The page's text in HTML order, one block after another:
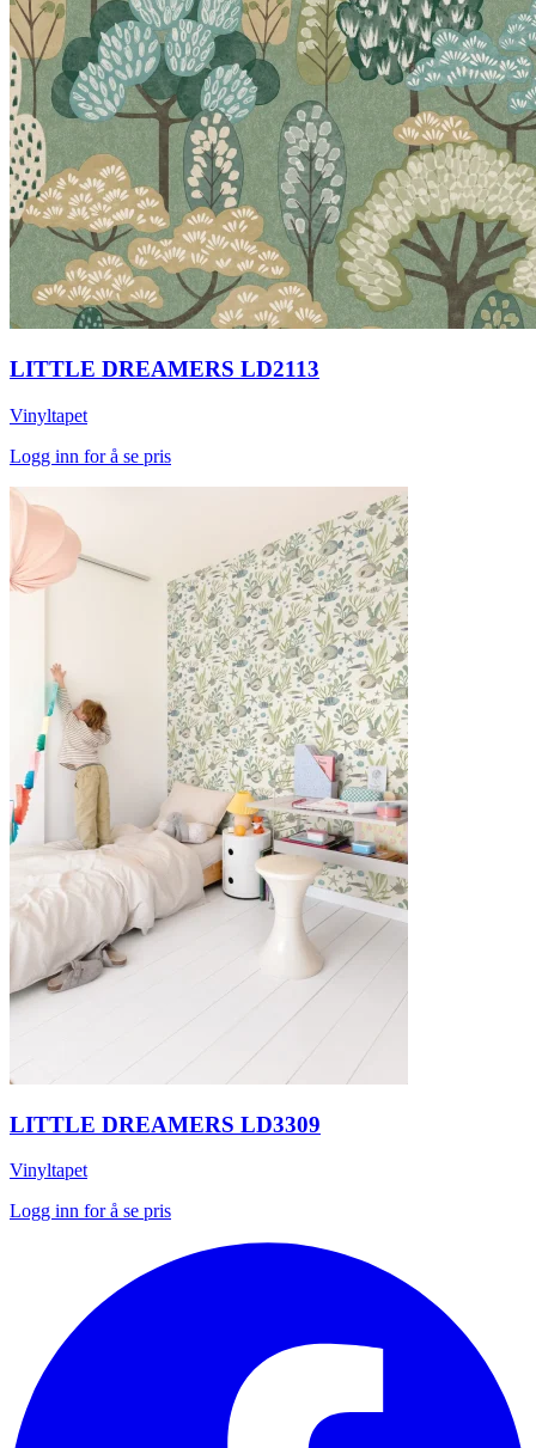
LITTLE DREAMERS LD2113
Vinyltapet
Logg inn for å se pris
LITTLE DREAMERS LD3309
Vinyltapet
Logg inn for å se pris